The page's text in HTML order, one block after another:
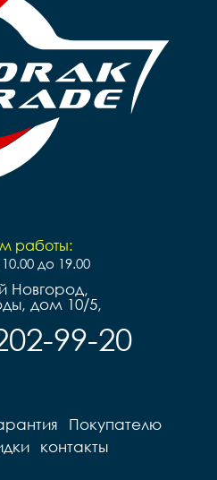
работы:
до 19.00
Новгород,
дом 10/5,
99-20
Покупателю
контакты